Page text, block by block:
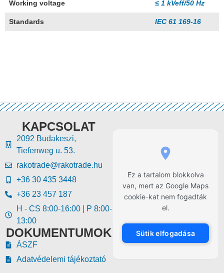
Working voltage ≤ 1 kVeff/50 Hz
Standards IEC 61 169-16
KAPCSOLAT
2092 Budakeszi,
Tiefenweg u. 53.
rakotrade@rakotrade.hu
+36 30 435 3448
+36 23 457 187
H - CS 8:00-16:00 | P 8:00-
13:00
DOKUMENTUMOK
ÁSZF
Adatvédelemi tájékoztató
Ez a tartalom blokkolva
van, mert az Google Maps
cookie-kat nem fogadták
el.
Sütik elfogadása